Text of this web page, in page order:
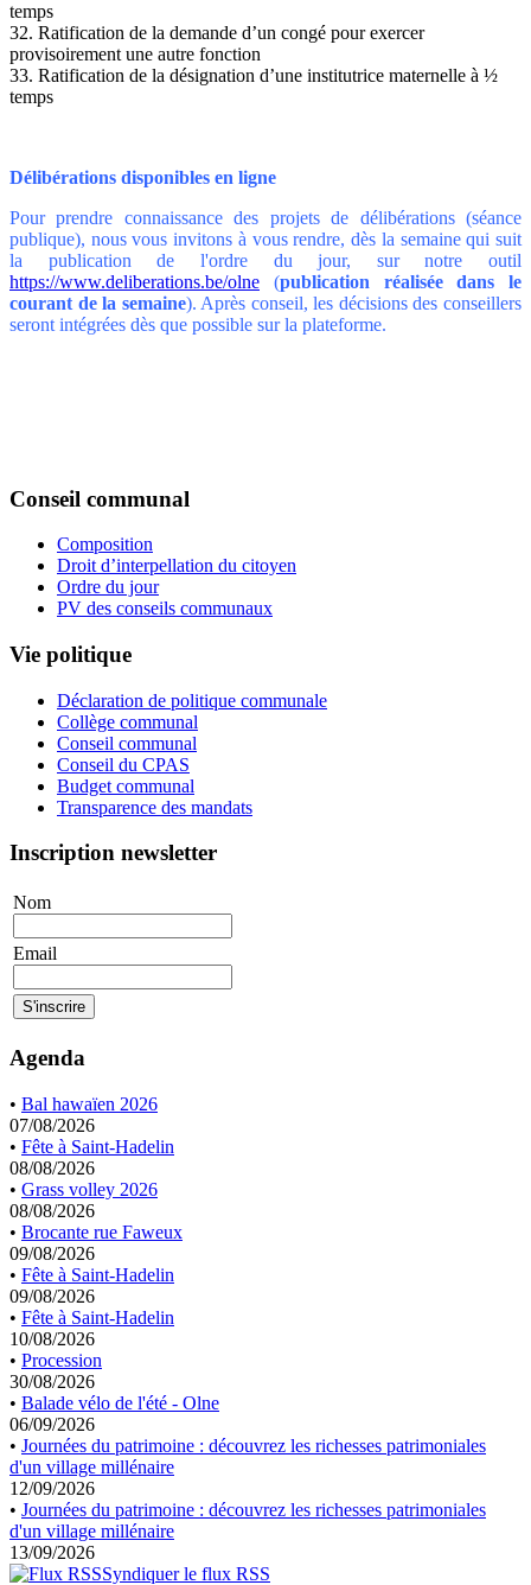
temps
32. Ratification de la demande d’un congé pour exercer
provisoirement une autre fonction
33. Ratification de la désignation d’une institutrice maternelle à ½
temps
Délibérations disponibles en ligne
Pour prendre connaissance des projets de délibérations (séance
publique), nous vous invitons à vous rendre, dès la semaine qui suit
la publication de l'ordre du jour, sur notre outil
https://www.deliberations.be/olne (publication réalisée
dans le
courant de la semaine). Après conseil, les décisions des conseillers
seront intégrées dès que possible sur la plateforme.
Conseil communal
Composition
Droit d’interpellation du citoyen
Ordre du jour
PV des conseils communaux
Vie politique
Déclaration de politique communale
Collège communal
Conseil communal
Conseil du CPAS
Budget communal
Transparence des mandats
Inscription newsletter
Nom
Email
Agenda
• Bal hawaïen 2026
07/08/2026
• Fête à Saint-Hadelin
08/08/2026
• Grass volley 2026
08/08/2026
• Brocante rue Faweux
09/08/2026
• Fête à Saint-Hadelin
09/08/2026
• Fête à Saint-Hadelin
10/08/2026
• Procession
30/08/2026
• Balade vélo de l'été - Olne
06/09/2026
• Journées du patrimoine : découvrez les richesses patrimoniales
d'un village millénaire
12/09/2026
• Journées du patrimoine : découvrez les richesses patrimoniales
d'un village millénaire
13/09/2026
Syndiquer le flux RSS